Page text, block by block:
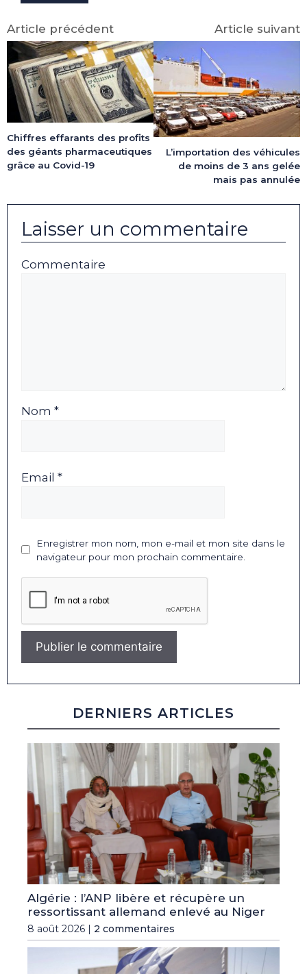
Article précédent
Chiffres effarants des profits
des géants pharmaceutiques
grâce au Covid-19
Article suivant
L’importation des véhicules
de moins de 3 ans gelée
mais pas annulée
Laisser un commentaire
Commentaire
Nom *
Email *
Enregistrer mon nom, mon e-mail et mon site dans le
navigateur pour mon prochain commentaire.
DERNIERS ARTICLES
Algérie : l’ANP libère et récupère un
ressortissant allemand enlevé au Niger
8 août 2026 | 2 commentaires